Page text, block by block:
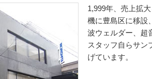
1,999年、売上拡
機に豊島区に移設
波ウェルダー、超
スタッフ自らサン
げています。